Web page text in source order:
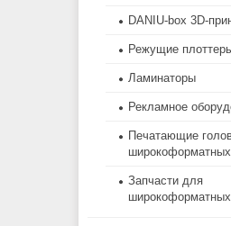
DANIU-box 3D-
Режущие
Ламинаторы
Рекламное
Печатающие
Запчасти для